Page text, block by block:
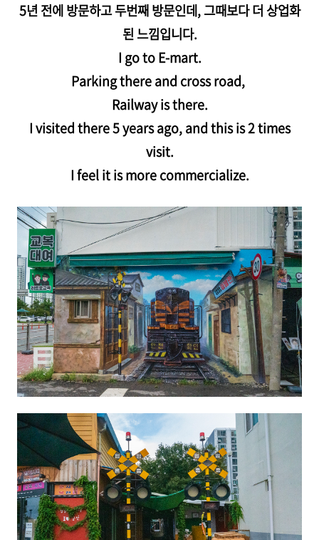
5년 전에 방문하고 두번째 방문인데, 그때보다 더 상업화
된 느낌입니다.
I go to E-mart.
Parking there and cross road,
Railway is there.
I visited there 5 years ago, and this is 2 times
visit.
I feel it is more commercialize.